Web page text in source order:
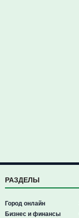
РАЗДЕЛЫ
Город онлайн
Бизнес и финансы